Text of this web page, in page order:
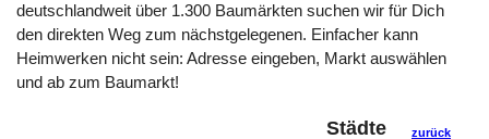
deutschlandweit über 1.300 Baumärkten suchen wir für Dich
den direkten Weg zum nächstgelegenen. Einfacher kann
Heimwerken nicht sein: Adresse eingeben, Markt auswählen
und ab zum Baumarkt!
zurück
Städte